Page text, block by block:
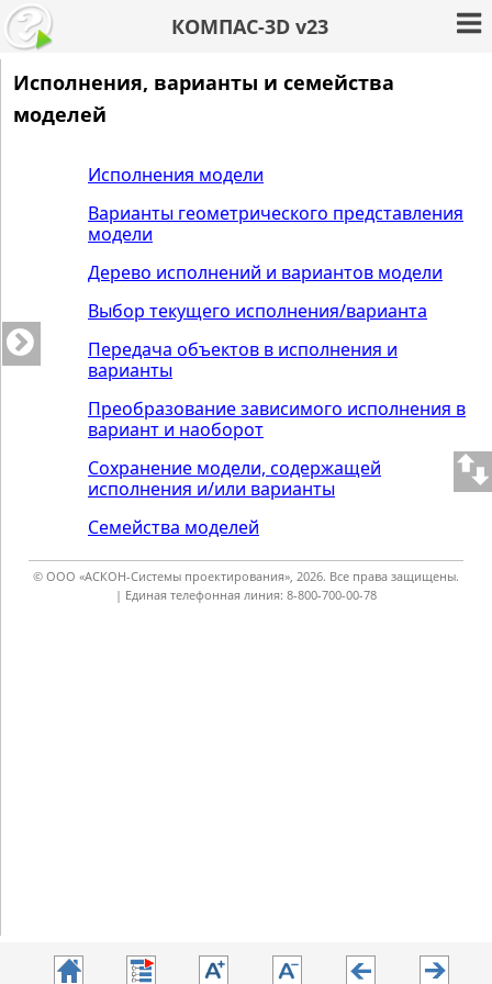
КОМПАС-3D v23
Исполнения, варианты и семейства
моделей
Исполнения модели
Варианты геометрического представления
модели
Дерево исполнений и вариантов модели
Выбор текущего исполнения/варианта
Передача объектов в исполнения и
варианты
Преобразование зависимого исполнения в
вариант и наоборот
Сохранение модели, содержащей
исполнения и/или варианты
Семейства моделей
© ООО «АСКОН-Системы проектирования», 2026. Все права защищены.
| Единая телефонная линия: 8-800-700-00-78